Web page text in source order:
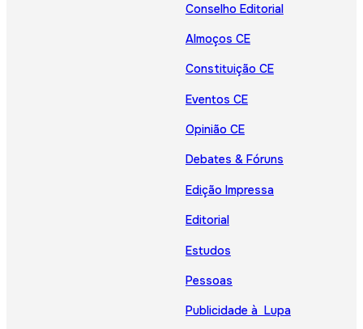
Conselho Editorial
Almoços CE
Constituição CE
Eventos CE
Opinião CE
Debates & Fóruns
Edição Impressa
Editorial
Estudos
Pessoas
Publicidade à Lupa